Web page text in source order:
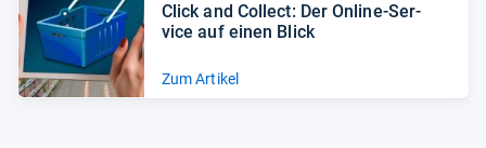
Click and Col­lect: Der Online-​Ser­
vice auf einen Blick
Zum Artikel